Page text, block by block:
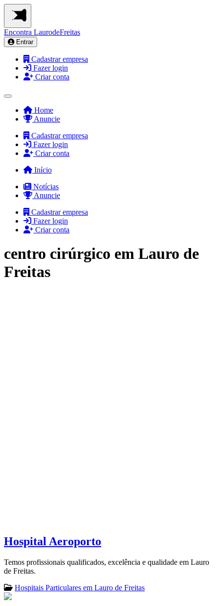
Encontra LaurodeFreitas
Entrar
Cadastrar empresa
Fazer login
Criar conta
Home
Anuncie
Cadastrar empresa
Fazer login
Criar conta
Início
Notícias
Anuncie
Cadastrar empresa
Fazer login
Criar conta
centro cirúrgico em Lauro de
Freitas
Hospital Aeroporto
Temos profissionais qualificados, excelência e qualidade em Lauro
de Freitas.
Hospitais Particulares em Lauro de Freitas